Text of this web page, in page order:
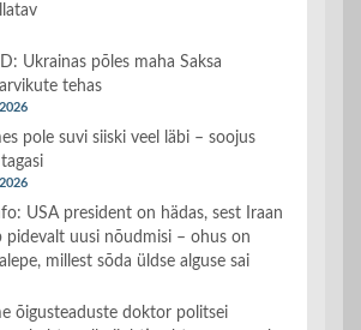
Ukrainas põles maha Saksa
tehas
pole suvi siiski veel läbi – soojus
USA president on hädas, sest Iraan
pidevalt uusi nõudmisi – ohus on
millest sõda üldse alguse sai
õigusteaduste doktor politsei